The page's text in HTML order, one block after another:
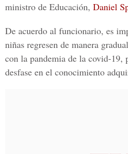
ministro de Educación, Daniel
De acuerdo al funcionario, es
niñas regresen de manera
con la pandemia de la covid-19,
desfase en el conocimiento